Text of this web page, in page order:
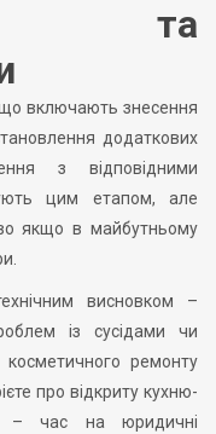
та
що включають знесення
додаткових
з відповідними
цим етапом, але
якщо в майбутньому
висновком –
із сусідами чи
ремонту
про відкриту кухню-
– час на юридичні